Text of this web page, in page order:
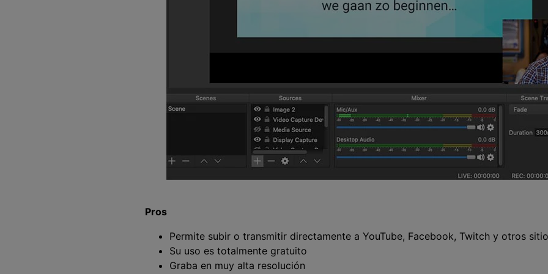
Pros
Permite subir o transmitir directamente a YouTube, Facebook, Twitch y otros
Su uso es totalmente gratuito
Graba en muy alta resolución